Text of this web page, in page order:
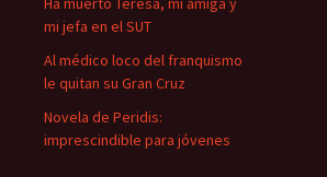
mi jefa en el SUT
Al médico loco del franquismo
le quitan su Gran Cruz
Novela de Peridis:
imprescindible para jóvenes